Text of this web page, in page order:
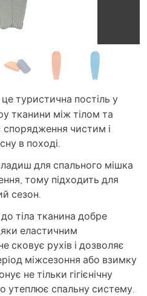
туристична постіль у
тканини між тілом та
спорядження чистим і
в поході.
для спального мішка
тому підходить для
сезон.
тіла тканина добре
еластичним
сковує рухів і дозволяє
міжсезоння або взимку
не тільки гігієнічну
утеплює спальну систему.